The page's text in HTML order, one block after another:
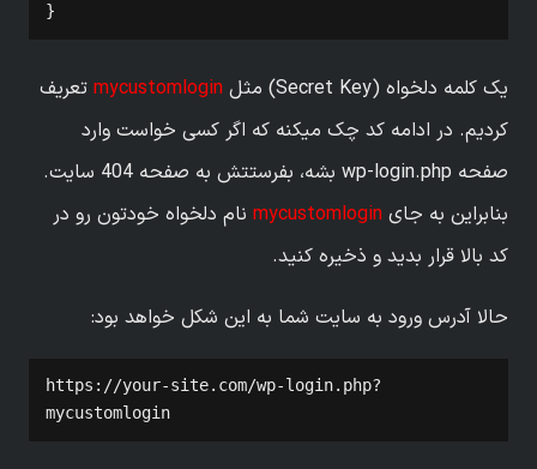
}
یک کلمه دلخواه (Secret Key) مثل mycustomlogin تعریف
کردیم. در ادامه کد چک میکنه که اگر کسی خواست وارد
صفحه wp-login.php بشه، بفرستتش به صفحه 404 سایت.
بنابراین به جای mycustomlogin نام دلخواه خودتون رو در
کد بالا قرار بدید و ذخیره کنید.
حالا آدرس ورود به سایت شما به این شکل خواهد بود:
https://your-site.com/wp-login.php?
mycustomlogin